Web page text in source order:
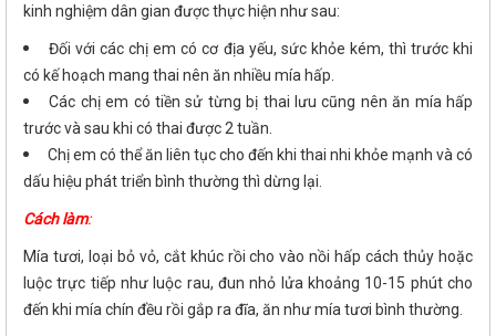
kinh nghiệm dân gian được thực hiện như sau:
Đối với các chị em có cơ địa yếu, sức khỏe kém, thì trước khi
có kế hoạch mang thai nên ăn nhiều mía hấp.
Các chị em có tiền sử từng bị thai lưu cũng nên ăn mía hấp
trước và sau khi có thai được 2 tuần.
Chị em có thể ăn liên tục cho đến khi thai nhi khỏe mạnh và có
dấu hiệu phát triển bình thường thì dừng lại.
Cách làm:
Mía tươi, loại bỏ vỏ, cắt khúc rồi cho vào nồi hấp cách thủy hoặc
luộc trực tiếp như luộc rau, đun nhỏ lửa khoảng 10-15 phút cho
đến khi mía chín đều rồi gắp ra đĩa, ăn như mía tươi bình thường.